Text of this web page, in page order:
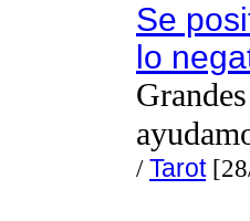
Se
lo
/Tarot